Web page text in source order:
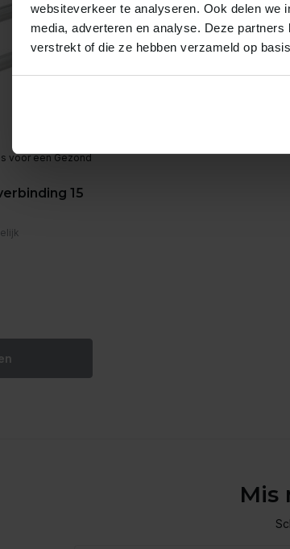
websiteverkeer te analyseren. Ook delen we
media, adverteren en analyse. Deze
verstrekt of die ze hebben verzameld op
voor een Gezond
15
Mis